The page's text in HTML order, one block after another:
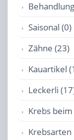
Saisonal (0)
Zähne (23)
Kauartikel
Leckerli
Krebs